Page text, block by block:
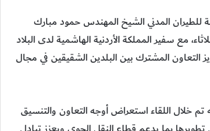
للطيران المدني الشيخ المهندس حمود مبارك
مع سفير المملكة الأردنية الهاشمية لدى البلاد
التعاون المشترك بين البلدين الشقيقين في مجال
تم خلال اللقاء استعراض أوجه التعاون والتنسيق